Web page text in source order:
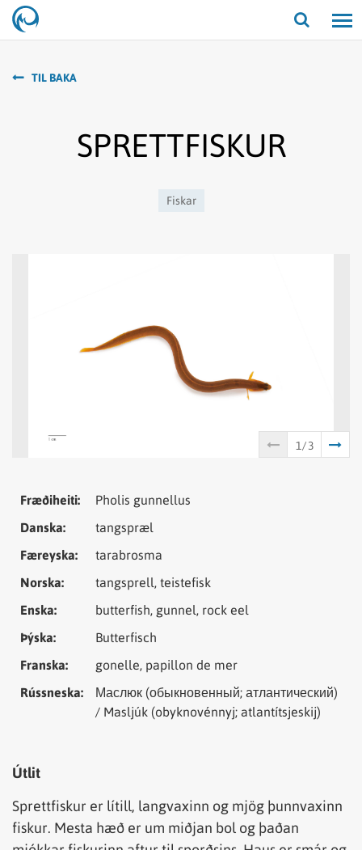
Opna/
TIL BAKA
SPRETTFISKUR
Fiskar
Tungumál Samheiti
Fræðiheiti:
Pholis gunnellus
Danska:
tangspræl
Færeyska:
tarabrosma
Norska:
tangsprell, teistefisk
Enska:
butterfish, gunnel, rock eel
Þýska:
Butterfisch
Franska:
gonelle, papillon de mer
Rússneska:
Маслюк (обыкновенный; атлантический)
/ Masljúk (obyknovénnyj; atlantítsjeskij)
Útlit
Sprettfiskur er lítill, langvaxinn og mjög þunnvaxinn
fiskur. Mesta hæð er um miðjan bol og þaðan